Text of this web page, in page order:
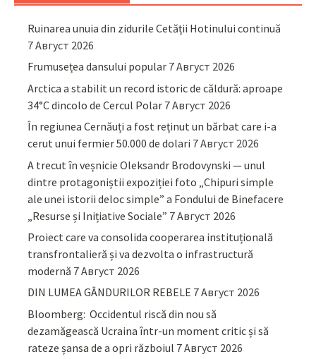
Ruinarea unuia din zidurile Cetății Hotinului continuă
7 Август 2026
Frumusețea dansului popular 7 Август 2026
Arctica a stabilit un record istoric de căldură: aproape
34°C dincolo de Cercul Polar 7 Август 2026
În regiunea Cernăuți a fost reținut un bărbat care i-a
cerut unui fermier 50.000 de dolari 7 Август 2026
A trecut în veșnicie Oleksandr Brodovynski — unul
dintre protagoniștii expoziției foto „Chipuri simple
ale unei istorii deloc simple” a Fondului de Binefacere
„Resurse și Inițiative Sociale” 7 Август 2026
Proiect care va consolida cooperarea instituțională
transfrontalieră și va dezvolta o infrastructură
modernă 7 Август 2026
DIN LUMEA GÂNDURILOR REBELE 7 Август 2026
Bloomberg: Occidentul riscă din nou să
dezamăgească Ucraina într-un moment critic și să
rateze șansa de a opri războiul 7 Август 2026